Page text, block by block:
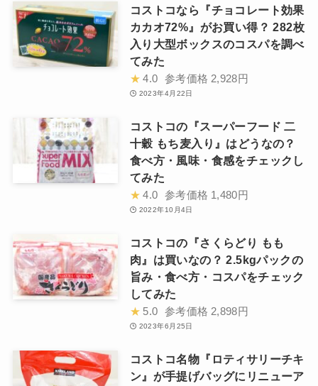
コストコなら『チョコレート効果
カカオ72%』がお買い得？ 282枚
入り大型ボックスのコスパを調べ
てみた
★ 4.0 参考価格 2,928円
2023年4月22日
コストコの『スーパーフード 二
十穀 もち麦入り』はどうなの？
食べ方・風味・食感をチェックし
てみた
★ 4.0 参考価格 1,480円
2022年10月4日
コストコの『さくらどり もも
肉』は買いなの？ 2.5kgパックの
旨み・食べ方・コスパをチェック
してみた
★ 5.0 参考価格 2,898円
2023年6月25日
コストコ名物『ロティサリーチキ
ン』が手提げバッグにリニューア